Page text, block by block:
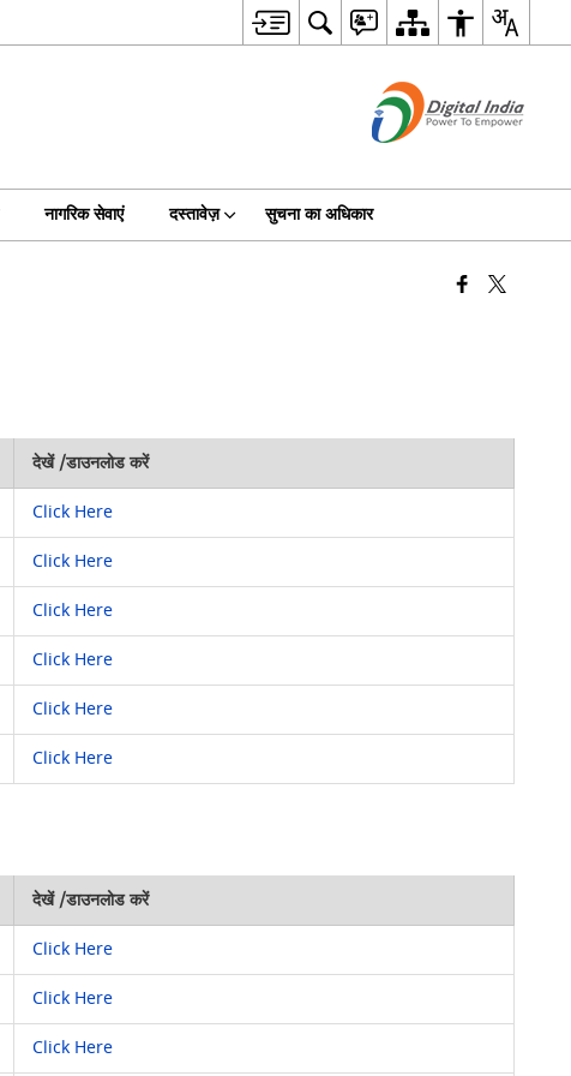
नागरिक सेवाएं दस्तावेज़ सुचना का अधिकार
देखें /डाउनलोड करें
Click Here
Click Here
Click Here
Click Here
Click Here
Click Here
देखें /डाउनलोड करें
Click Here
Click Here
Click Here